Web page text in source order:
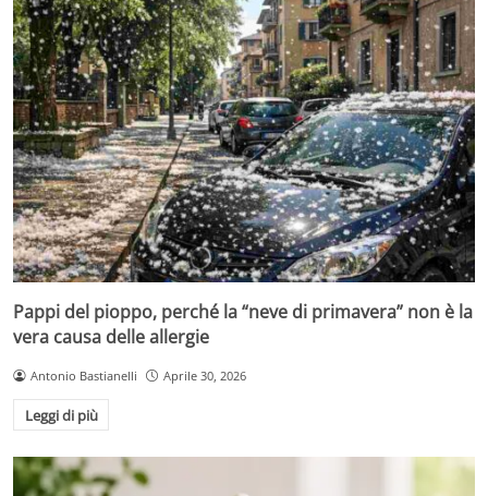
Pappi del pioppo, perché la “neve di primavera” non è la
vera causa delle allergie
Antonio Bastianelli Aprile 30, 2026
Leggi di più